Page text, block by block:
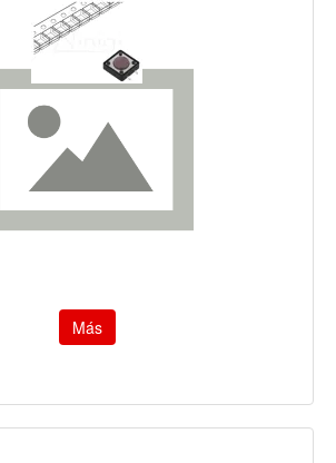
Más